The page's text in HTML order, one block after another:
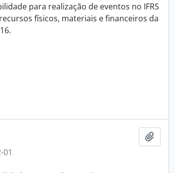
para realização de eventos no IFRS
físicos, materiais e financeiros da
01